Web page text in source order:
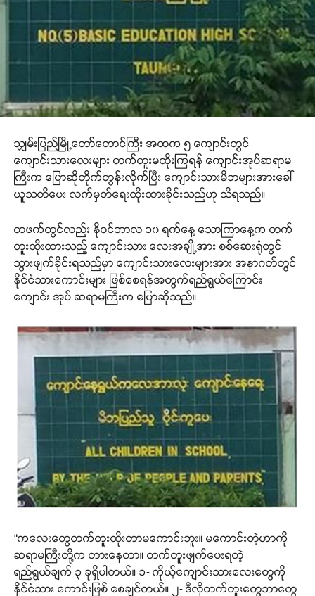
သျှမ်းပြည်မြို့တော်တောင်ကြီး အထက ၅ ကျောင်းတွင်
ကျောင်းသားလေးများ တက်တူးမထိုးကြရန် ကျောင်းအုပ်ဆရာမ
ကြီးက ပြောဆိုတိုက်တွန်းလိုက်ပြီး ကျောင်းသားမိဘများအားခေါ်
ယူသတိပေး လက်မှတ်ရေးထိုးထားခိုင်းသည်ဟု သိရသည်။
တဖက်တွင်လည်း နိုဝင်ဘာလ ၁၀ ရက်နေ့ သောကြာနေ့က တက်
တူးထိုးထားသည့် ကျောင်းသား လေးအချို့အား စစ်ဆေးရုံတွင်
သွားဖျက်ခိုင်းရသည်မှာ ကျောင်းသားလေးများအား အနာဂတ်တွင်
နိုင်ငံသားကောင်းများ ဖြစ်စေရန်အတွက်ရည်ရွယ်ကြောင်း
ကျောင်း အုပ် ဆရာမကြီးက ပြောဆိုသည်။
“ကလေးတွေတက်တူးထိုးတာမကောင်းဘူး။ မကောင်းတဲ့ဟာကို
ဆရာမကြီးတို့က တားနေတာ။ တက်တူးဖျက်ပေးရတဲ့
ရည်ရွယ်ချက် ၃ ခုရှိပါတယ်။ ၁- ကိုယ့်ကျောင်းသားလေးတွေကို
နိုင်ငံသား ကောင်းဖြစ် စေချင်တယ်။ ၂- ဒီလိုတက်တူးတွေဘာတွေ